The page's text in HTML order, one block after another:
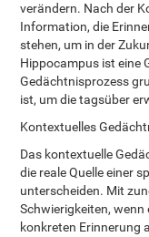
verändern. Nach der
Information, die
stehen, um in der
Hippocampus ist eine
Gedächtnisprozess
ist, um die tagsüber
Kontextuelles
Das kontextuelle
die reale Quelle einer
unterscheiden. Mit
Schwierigkeiten,
konkreten Erinnerung